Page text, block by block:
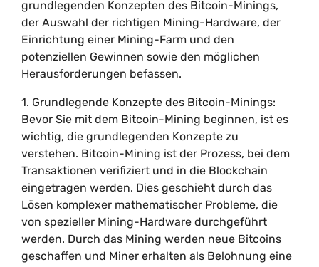
grundlegenden Konzepten des Bitcoin-Minings,
der Auswahl der richtigen Mining-Hardware, der
Einrichtung einer Mining-Farm und den
potenziellen Gewinnen sowie den möglichen
Herausforderungen befassen.
1. Grundlegende Konzepte des Bitcoin-Minings:
Bevor Sie mit dem Bitcoin-Mining beginnen, ist es
wichtig, die grundlegenden Konzepte zu
verstehen. Bitcoin-Mining ist der Prozess, bei dem
Transaktionen verifiziert und in die Blockchain
eingetragen werden. Dies geschieht durch das
Lösen komplexer mathematischer Probleme, die
von spezieller Mining-Hardware durchgeführt
werden. Durch das Mining werden neue Bitcoins
geschaffen und Miner erhalten als Belohnung eine